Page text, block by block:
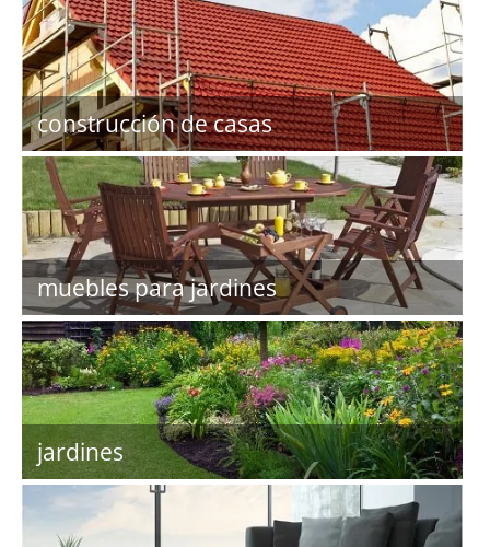
construcción de casas
muebles para jardines
jardines